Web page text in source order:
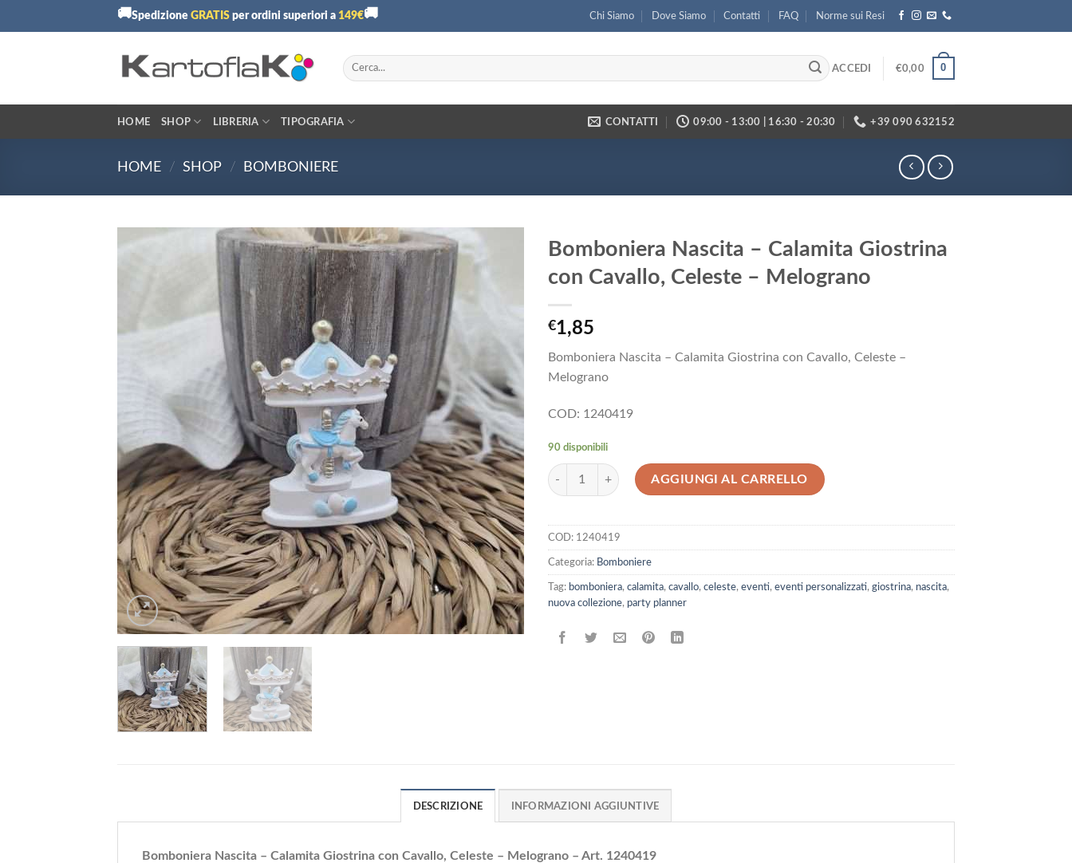
🚚Spedizione GRATIS per ordini superiori a 149€🚚 Chi Siamo Dove Siamo Contatti FAQ Norme sui Resi
Cerca:
ACCEDI €0,00 0
HOME SHOP LIBRERIA TIPOGRAFIA CONTATTI 09:00 - 13:00 | 16:30 - 20:30 +39 090 632152
HOME / SHOP / BOMBONIERE
Bomboniera Nascita – Calamita Giostrina
con Cavallo, Celeste – Melograno
€1,85
Bomboniera Nascita – Calamita Giostrina con Cavallo, Celeste –
Melograno
COD: 1240419
90 disponibili
Bomboniera Nascita - Calamita Giostrina con Cavallo, Celeste - Melograno quantità
AGGIUNGI AL CARRELLO
COD: 1240419
Categoria: Bomboniere
Tag: bomboniera, calamita, cavallo, celeste, eventi, eventi personalizzati, giostrina, nascita,
nuova collezione, party planner
DESCRIZIONE INFORMAZIONI AGGIUNTIVE
Bomboniera Nascita – Calamita Giostrina con Cavallo, Celeste – Melograno – Art. 1240419